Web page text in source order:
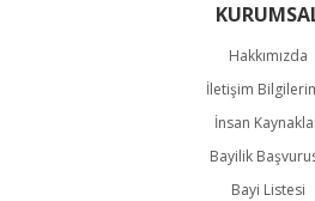
Hakkımızda
İletişim
İnsan
Bayilik
Bayi Listesi